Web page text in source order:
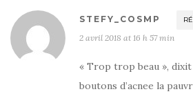
STEFY_COSMP
2 avril 2018 at 16 h 57 min
« Trop trop beau »,
boutons d’acnee la